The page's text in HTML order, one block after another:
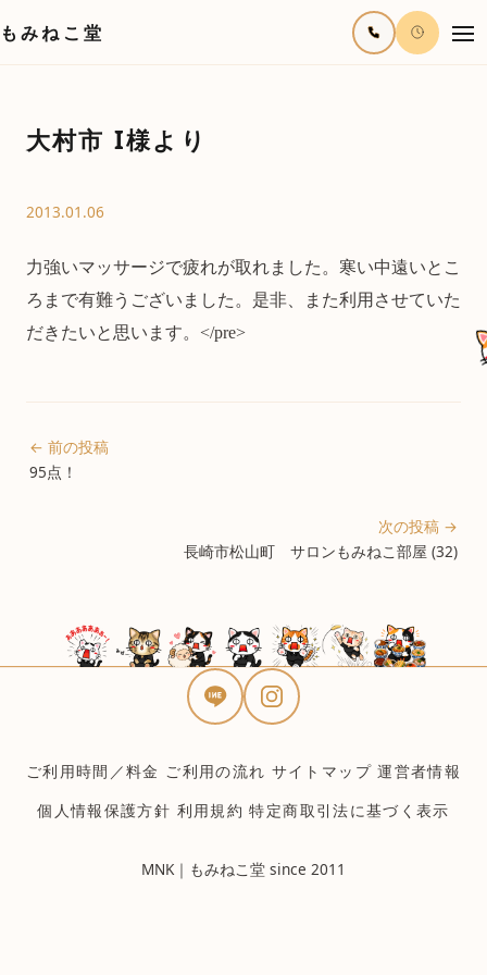
もみねこ堂
大村市 I様より
2013.01.06
力強いマッサージで疲れが取れました。寒い中遠いとこ
ろまで有難うございました。是非、また利用させていた
だきたいと思います。</pre>
← 前の投稿
95点！
次の投稿 →
長崎市松山町 サロンもみねこ部屋 (32)
ご利用時間／料金 ご利用の流れ サイトマップ 運営者情報
個人情報保護方針 利用規約 特定商取引法に基づく表示
MNK｜もみねこ堂 since 2011